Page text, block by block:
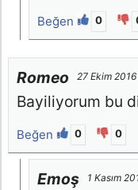
Beğen 0
Romeo 27 Ekim
Bayiliyorum bu
Beğen 0 0
Emoş 1 Kasım